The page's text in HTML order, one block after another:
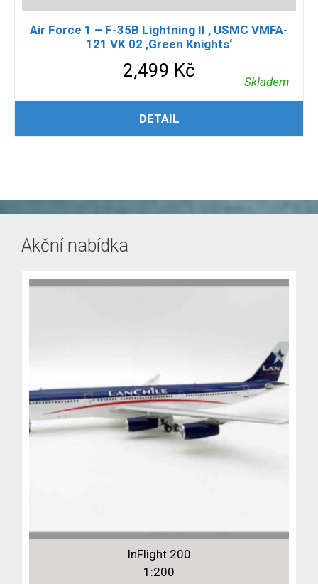
Air Force 1 – F-35B Lightning II , USMC VMFA-
121 VK 02 ‚Green Knights‘
2,499 Kč
Skladem
PŘIDAT DO KOŠÍKU
DETAIL
Akční nabídka
InFlight 200
1:200